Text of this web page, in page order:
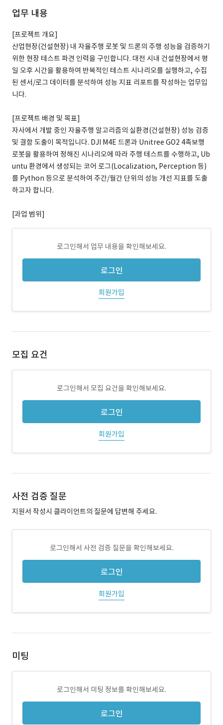
업무 내용
[프로젝트 개요]
산업현장(건설현장) 내 자율주행 로봇 및 드론의 주행 성능을 검증하기
위한 현장 테스트 파견 인력을 구인합니다. 대전 시내 건설현장에서 평
일 오후 시간을 활용하여 반복적인 테스트 시나리오를 실행하고, 수집
된 센서/로그 데이터를 분석하여 성능 지표 리포트를 작성하는 업무입
니다.
[프로젝트 배경 및 목표]
자사에서 개발 중인 자율주행 알고리즘의 실환경(건설현장) 성능 검증
및 결함 도출이 목적입니다. DJI M4E 드론과 Unitree GO2 4족보행
로봇을 활용하여 정해진 시나리오에 따라 주행 테스트를 수행하고, Ub
untu 환경에서 생성되는 코어 로그(Localization, Perception 등)
를 Python 등으로 분석하여 주간/월간 단위의 성능 개선 지표를 도출
하고자 합니다.
[과업 범위]
로그인해서 업무 내용을 확인해보세요.
로그인
회원가입
모집 요건
로그인해서 모집 요건을 확인해보세요.
로그인
회원가입
사전 검증 질문
지원서 작성시 클라이언트의 질문에 답변해 주세요.
로그인해서 사전 검증 질문을 확인해보세요.
로그인
회원가입
미팅
로그인해서 미팅 정보를 확인해보세요.
로그인